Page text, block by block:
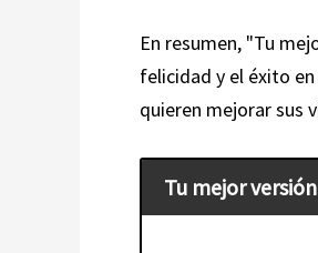
En resumen, "Tu
felicidad y el éxito
quieren mejorar sus
Tu mejor versión